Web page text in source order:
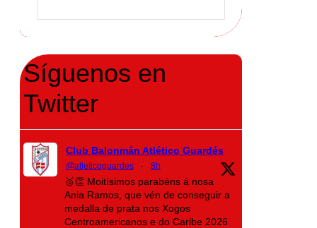
Síguenos en
Twitter
Club Balonmán Atlético Guardés
@atleticoguardes · 8h
🥈👏 Moitísimos parabéns á nosa
Ania Ramos, que vén de conseguir a
medalla de prata nos Xogos
Centroamericanos e do Caribe 2026